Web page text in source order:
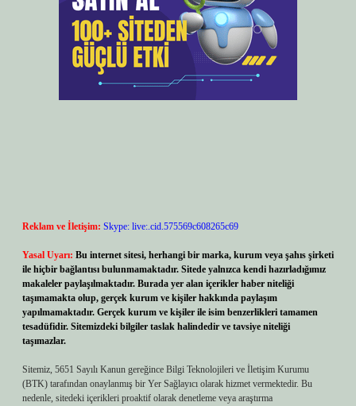
Reklam ve İletişim: Skype: live:.cid.575569c608265c69
Yasal Uyarı: Bu internet sitesi, herhangi bir marka, kurum veya şahıs şirketi
ile hiçbir bağlantısı bulunmamaktadır. Sitede yalnızca kendi hazırladığımız
makaleler paylaşılmaktadır. Burada yer alan içerikler haber niteliği
taşımamakta olup, gerçek kurum ve kişiler hakkında paylaşım
yapılmamaktadır. Gerçek kurum ve kişiler ile isim benzerlikleri tamamen
tesadüfidir. Sitemizdeki bilgiler taslak halindedir ve tavsiye niteliği
taşımazlar.
Sitemiz, 5651 Sayılı Kanun gereğince Bilgi Teknolojileri ve İletişim Kurumu
(BTK) tarafından onaylanmış bir Yer Sağlayıcı olarak hizmet vermektedir. Bu
nedenle, sitedeki içerikleri proaktif olarak denetleme veya araştırma